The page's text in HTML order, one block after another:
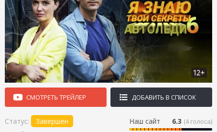
СМОТРЕТЬ ТРЕЙЛЕР ДОБАВИТЬ В СПИСОК
Наш сайт 6.3 (4голоса)
Статус:
Завершен